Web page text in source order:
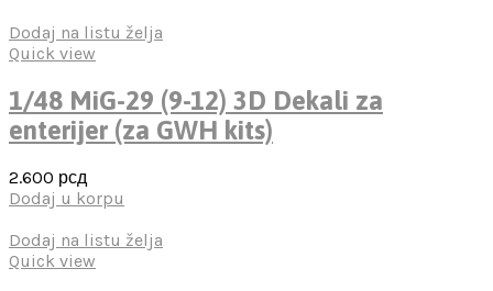
Dodaj na listu želja
Quick view
1/48 MiG-29 (9-12) 3D Dekali za
enterijer (za GWH kits)
2.600 рсд
Dodaj u korpu
Dodaj na listu želja
Quick view